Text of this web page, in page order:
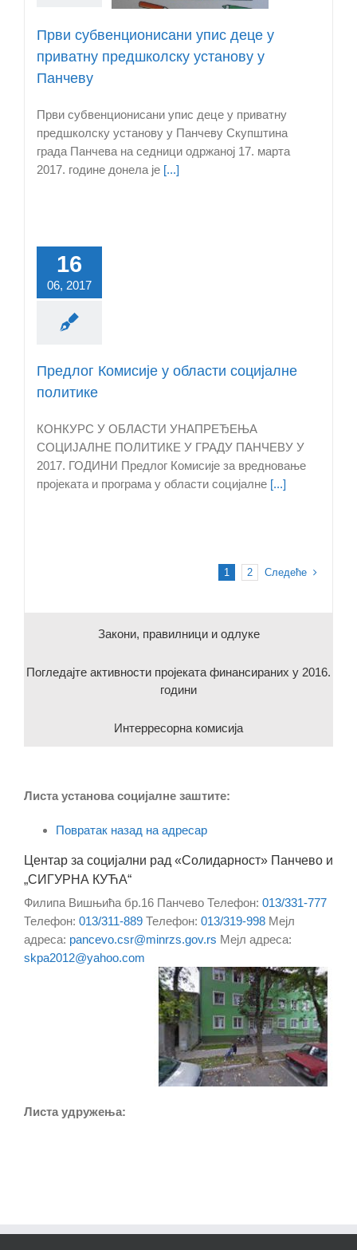
Први субвенционисани упис деце у
приватну предшколску установу у
Панчеву
Први субвенционисани упис деце у приватну
предшколску установу у Панчеву Скупштина
града Панчева на седници одржаној 17. марта
2017. године донела је [...]
16
06, 2017
Предлог Комисије у области социјалне
политике
КОНКУРС У ОБЛАСТИ УНАПРЕЂЕЊА
СОЦИЈАЛНЕ ПОЛИТИКЕ У ГРАДУ ПАНЧЕВУ У
2017. ГОДИНИ Предлог Комисије за вредновање
пројеката и програма у области социјалне [...]
1 2 Следеће
Закони, правилници и одлуке
Погледајте активности пројеката финансираних у 2016.
години
Интерресорна комисија
Листа установа социјалне заштите:
Повратак назад на адресар
Центар за социјални рад «Солидарност» Панчево и
„СИГУРНА КУЋА“
Филипа Вишњића бр.16 Панчево Телефон: 013/331-777
Телефон: 013/311-889 Телефон: 013/319-998 Мејл
адреса: pancevo.csr@minrzs.gov.rs Мејл адреса:
skpa2012@yahoo.com
Листа удружења: